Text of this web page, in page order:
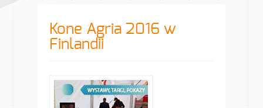
Kone Agria 2016 w
Finlandii